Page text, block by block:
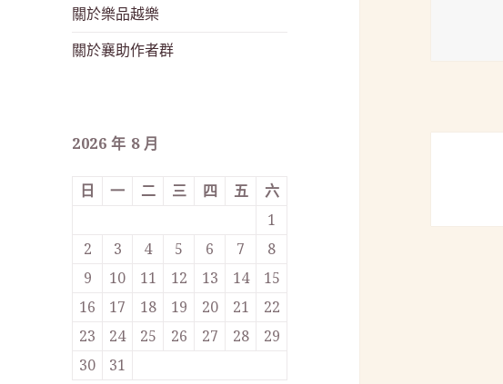
關於樂品越樂
關於襄助作者群
2026 年 8 月
日 一 二 三 四 五
六
1
2
3 4 5 6 7
8
9
10 11 12 13 14
15
16
17 18 19 20 21
22
23
24 25 26 27 28
29
30
31